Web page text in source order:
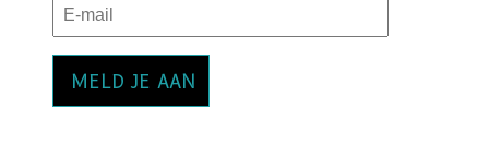
MELD JE AAN